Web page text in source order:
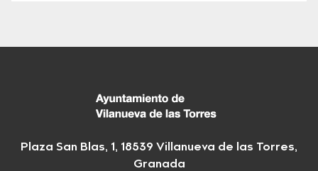
Plaza San Blas, 1, 18539 Villanueva de las Torres,
Granada